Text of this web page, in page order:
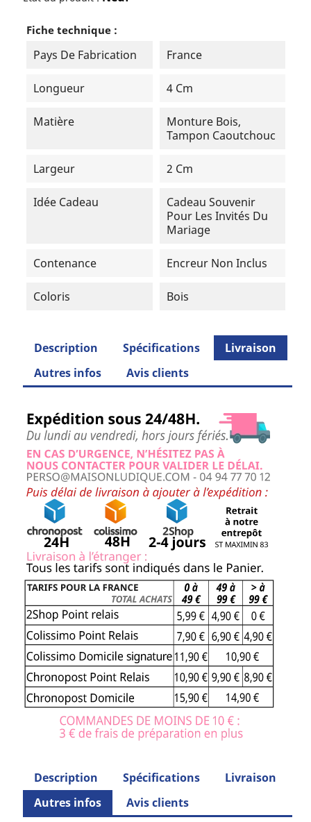
Fiche technique :
Pays De Fabrication France
Longueur 4 Cm
Matière
Monture Bois,
Tampon Caoutchouc
Largeur 2 Cm
Idée Cadeau
Cadeau Souvenir
Pour Les Invités Du
Mariage
Contenance Encreur Non Inclus
Coloris Bois
Description Spécifications
Livraison
Autres infos
Avis clients
Description Spécifications
Livraison
Autres infos
Avis clients